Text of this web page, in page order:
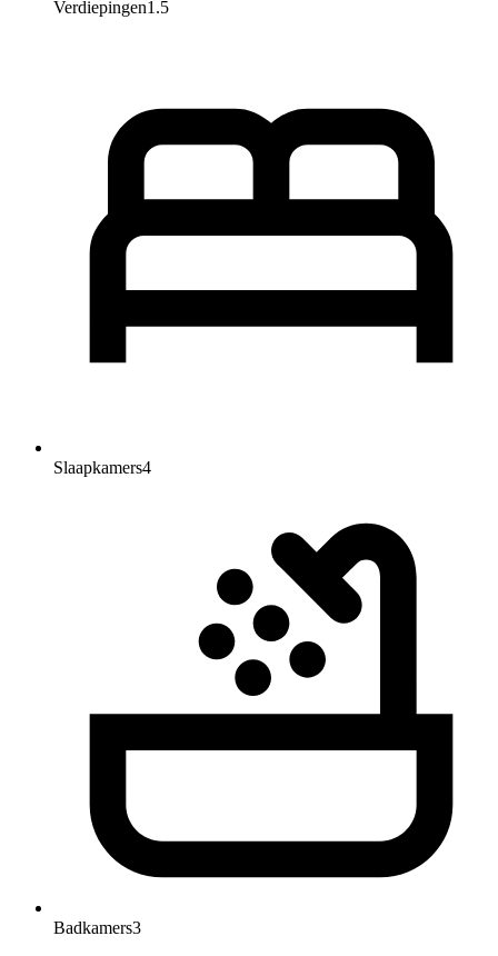
Verdiepingen1.5
Slaapkamers4
Badkamers3